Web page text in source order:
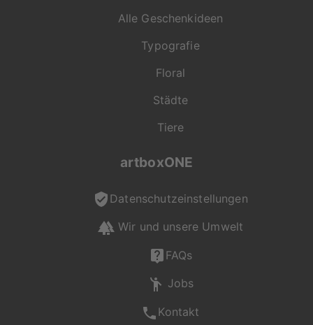
Alle Geschenkideen
Typografie
Floral
Städte
Tiere
artboxONE
Datenschutzeinstellungen
Wir und unsere Umwelt
FAQs
Jobs
Kontakt